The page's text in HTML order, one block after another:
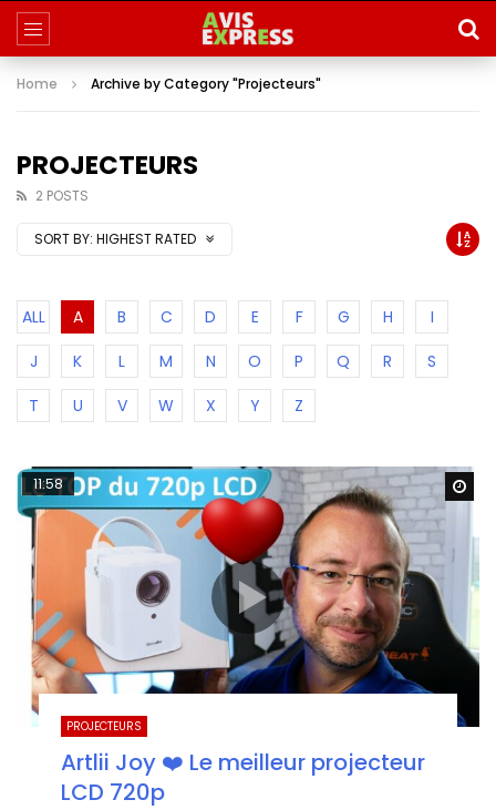
Home Archive by Category "Projecteurs"
PROJECTEURS
2 POSTS
SORT BY: HIGHEST RATED
ALL A B C D E F G H
I
J
K L M N O P Q R
S
T
U V W X Y Z
11:58
PROJECTEURS
Artlii Joy ❤️ Le meilleur projecteur
LCD 720p